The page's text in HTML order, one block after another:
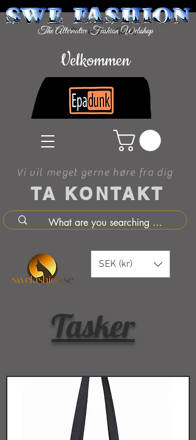
TA KONTAKT
Vi vil meget gerne høre fra dig
Velkommen
SEK (kr)
Tasker